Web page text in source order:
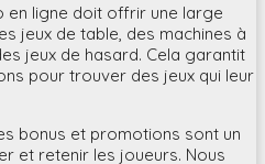
en ligne doit offrir une large
jeux de table, des machines à
jeux de hasard. Cela garantit
pour trouver des jeux qui leur
bonus et promotions sont un
et retenir les joueurs. Nous